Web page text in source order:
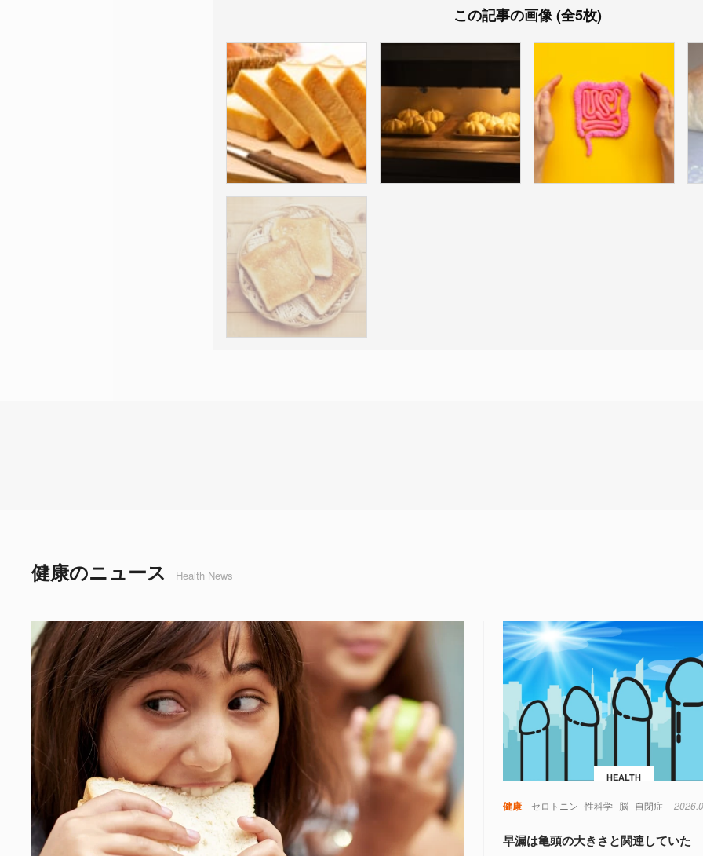
この記事の画像 (全5枚)
健康のニュース Health News
HEALTH
健康 セロトニン 性科学 脳 自閉症
早漏は亀頭の大きさと関連していた